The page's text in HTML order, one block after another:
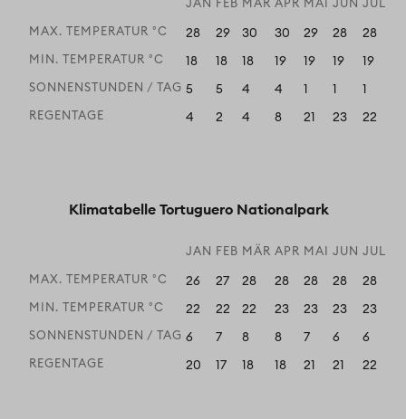
JAN FEB MÄR APR MAI JUN JUL
MAX. TEMPERATUR °C 28 29 30 30 29 28 28
MIN. TEMPERATUR °C 18 18 18 19 19 19 19
SONNENSTUNDEN / TAG 5 5 4 4 1 1 1
REGENTAGE 4 2 4 8 21 23 22
Klimatabelle Tortuguero Nationalpark
JAN FEB MÄR APR MAI JUN JUL
MAX. TEMPERATUR °C 26 27 28 28 28 28 28
MIN. TEMPERATUR °C 22 22 22 23 23 23 23
SONNENSTUNDEN / TAG 6 7 8 8 7 6 6
REGENTAGE 20 17 18 18 21 21 22